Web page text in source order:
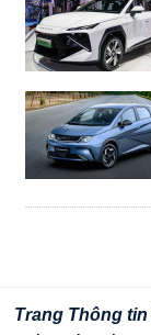
Trang Thông